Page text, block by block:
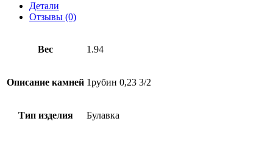
пробы
Детали
Отзывы (0)
Вес 1.94
Описание камней 1рубин 0,23 3/2
Тип изделия Булавка